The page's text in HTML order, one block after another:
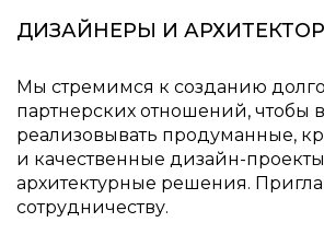
ДИЗАЙНЕРЫ И
Мы стремимся к созданию
партнерских отношений, чтобы
реализовывать продуманные,
и качественные дизайн-
архитектурные решения.
сотрудничеству.